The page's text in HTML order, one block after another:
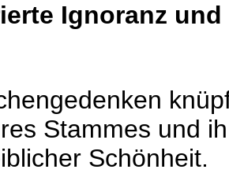
Ignoranz
Stammes und
Schönheit.